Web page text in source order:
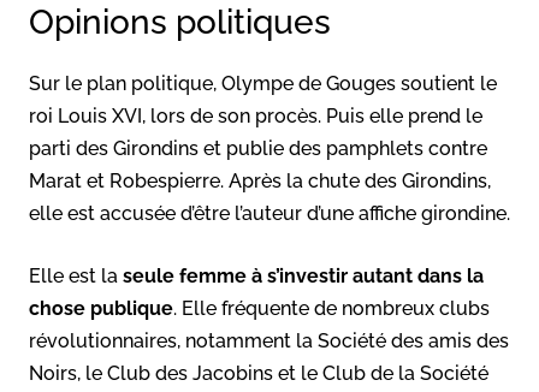
Opinions politiques
Sur le plan politique, Olympe de Gouges soutient le
roi Louis XVI, lors de son procès. Puis elle prend le
parti des Girondins et publie des pamphlets contre
Marat et Robespierre. Après la chute des Girondins,
elle est accusée d’être l’auteur d’une affiche girondine.
Elle est la seule femme à s’investir autant dans la
chose publique. Elle fréquente de nombreux clubs
révolutionnaires, notamment la Société des amis des
Noirs, le Club des Jacobins et le Club de la Société